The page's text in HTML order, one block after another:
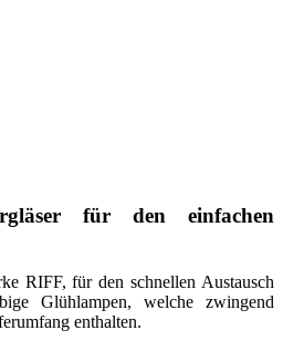
für den einfachen
RIFF, für den schnellen Austausch
Glühlampen, welche zwingend
enthalten.